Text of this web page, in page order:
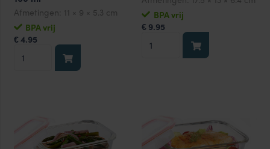
Afmetingen:
11 × 9 × 5.3 cm
BPA vrij
€ 4.95
ml
BPA vrij
€ 9.95
ovenschaaltje
aantal